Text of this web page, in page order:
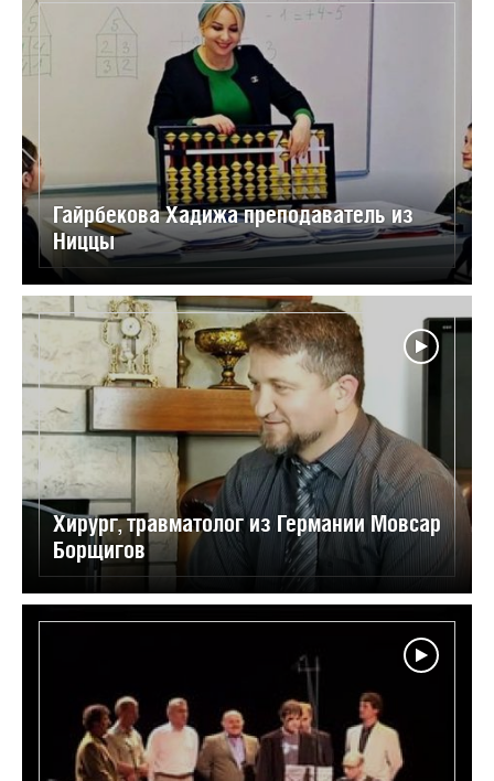
Гайрбекова Хадижа преподаватель из
Ниццы
Хирург, травматолог из Германии Мовсар
Борщигов